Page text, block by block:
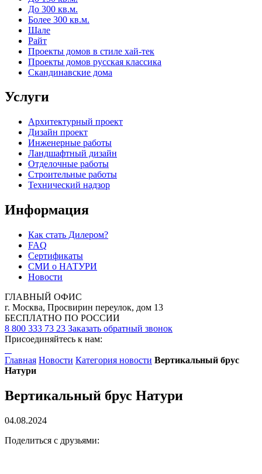
До 300 кв.м.
Более 300 кв.м.
Шале
Райт
Проекты домов в стиле хай-тек
Проекты домов русская классика
Скандинавские дома
Услуги
Архитектурный проект
Дизайн проект
Инженерные работы
Ландшафтный дизайн
Отделочные работы
Строительные работы
Технический надзор
Информация
Как стать Дилером?
FAQ
Сертификаты
СМИ о НАТУРИ
Новости
ГЛАВНЫЙ ОФИС
г. Москва, Просвирин переулок, дом 13
БЕСПЛАТНО ПО РОССИИ
8 800 333 73 23 Заказать обратный звонок
Присоединяйтесь к нам:
Главная Новости Категория новости Вертикальный брус
Натури
Вертикальный брус Натури
04.08.2024
Поделиться с друзьями: